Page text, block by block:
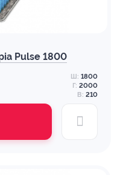
Pulse 1800
Ш: 1800
Г: 2000
В: 210